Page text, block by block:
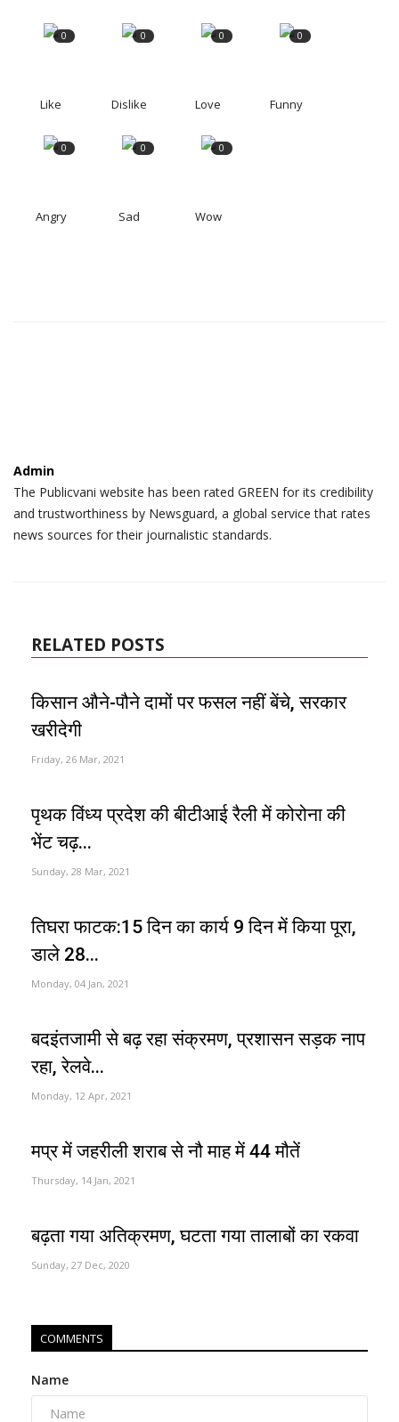
0
Like
0
Dislike
0
Love
0
Funny
0
Angry
0
Sad
0
Wow
Admin
The Publicvani website has been rated GREEN for its credibility
and trustworthiness by Newsguard, a global service that rates
news sources for their journalistic standards.
RELATED POSTS
किसान औने-पौने दामों पर फसल नहीं बेंचे, सरकार
खरीदेगी
Friday, 26 Mar, 2021
पृथक विंध्य प्रदेश की बीटीआई रैली में कोरोना की
भेंट चढ़...
Sunday, 28 Mar, 2021
तिघरा फाटक:15 दिन का कार्य 9 दिन में किया पूरा,
डाले 28...
Monday, 04 Jan, 2021
बदइंतजामी से बढ़ रहा संक्रमण, प्रशासन सड़क नाप
रहा, रेलवे...
Monday, 12 Apr, 2021
मप्र में जहरीली शराब से नौ माह में 44 मौतें
Thursday, 14 Jan, 2021
बढ़ता गया अतिक्रमण, घटता गया तालाबों का रकवा
Sunday, 27 Dec, 2020
COMMENTS
Name